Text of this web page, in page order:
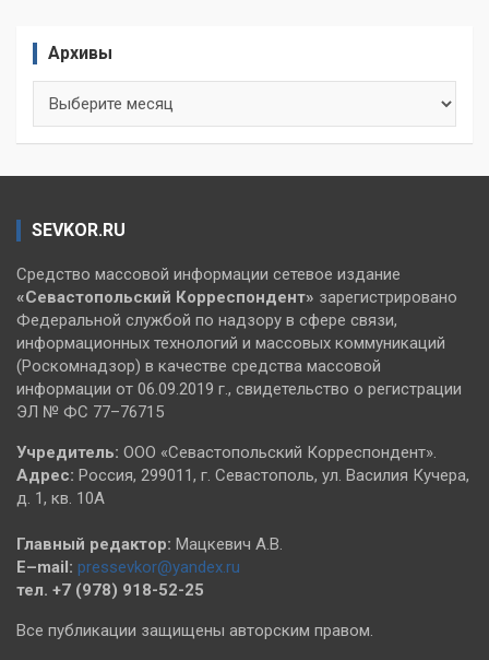
Архивы
SEVKOR.RU
Средство массовой информации сетевое издание
«Севастопольский Корреспондент» зарегистрировано
Федеральной службой по надзору в сфере связи,
информационных технологий и массовых коммуникаций
(Роскомнадзор) в качестве средства массовой
информации от 06.09.2019 г., свидетельство о регистрации
ЭЛ № ФС 77–76715
Учредитель: ООО «Севастопольский Корреспондент».
Адрес: Россия, 299011, г. Севастополь, ул. Василия Кучера,
д. 1, кв. 10А
Главный редактор: Мацкевич А.В.
E–mail: pressevkor@yandex.ru
тел. +7 (978) 918-52-25
Все публикации защищены авторским правом.